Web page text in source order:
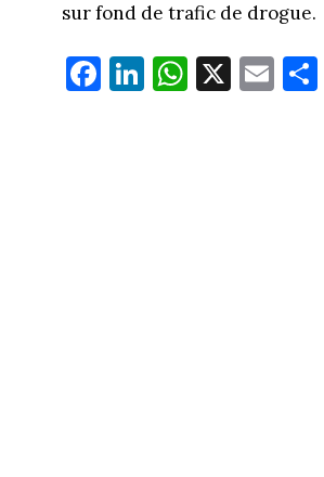
sur fond de trafic de drogue.
Fa
ce
Li
nk
W
ha
X E
m
Pa
rt